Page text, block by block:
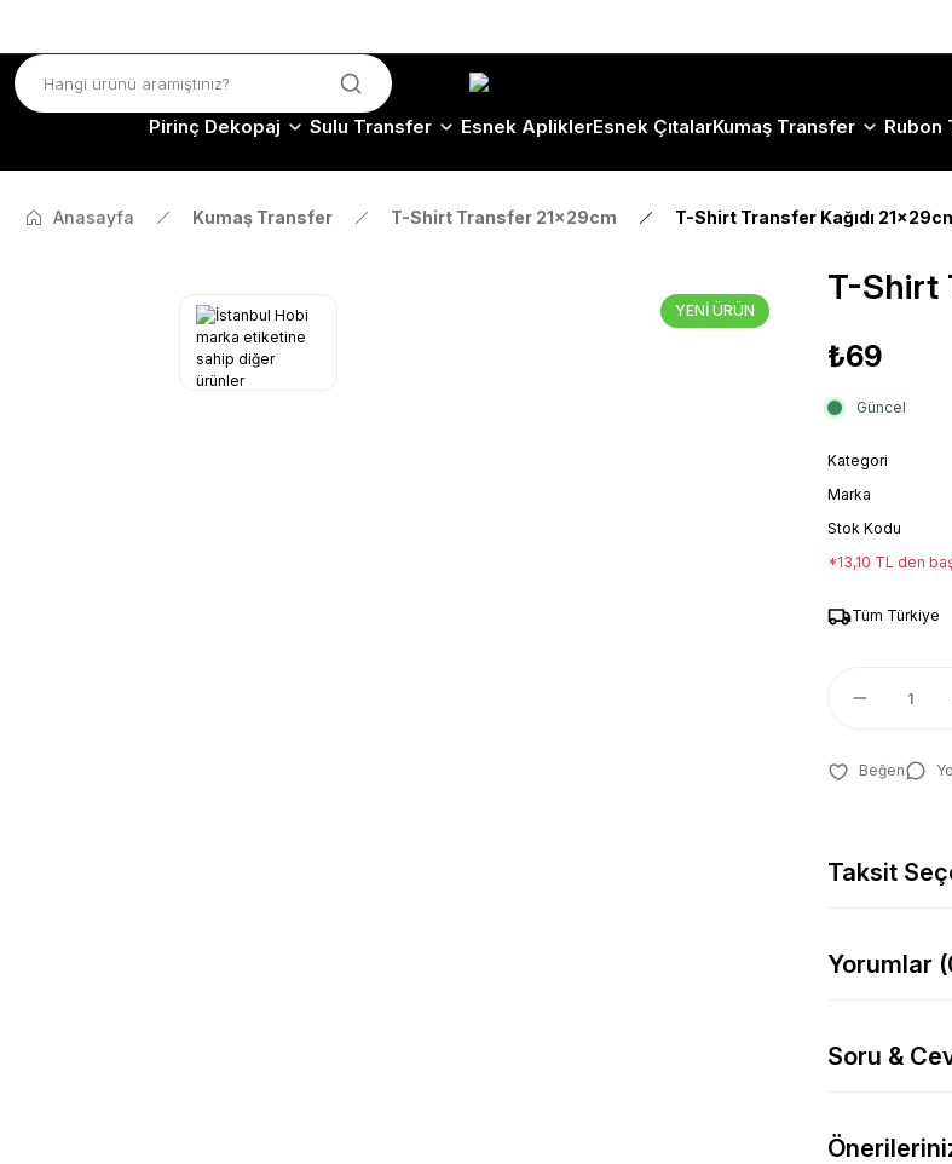
Pirinç Dekopaj Sulu Transfer Esnek ApliklerEsnek ÇıtalarKumaş Transfer Rubon
Anasayfa Kumaş Transfer T-Shirt Transfer 21x29cm T-Shirt Transfer Kağıdı
YENİ ÜRÜN
T-Shirt
₺69
Güncel
Kategori
Marka
Stok Kodu
*13,10 TL den
Tüm Türkiye
Taksit
Yorumlar
Soru &